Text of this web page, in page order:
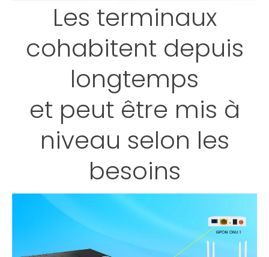
Les terminaux
cohabitent depuis
longtemps
et peut être mis à
niveau selon les
besoins